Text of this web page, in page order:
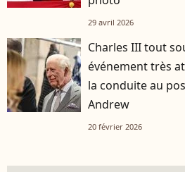
29 avril 2026
Charles III tout
événement très
la conduite au
Andrew
20 février 2026